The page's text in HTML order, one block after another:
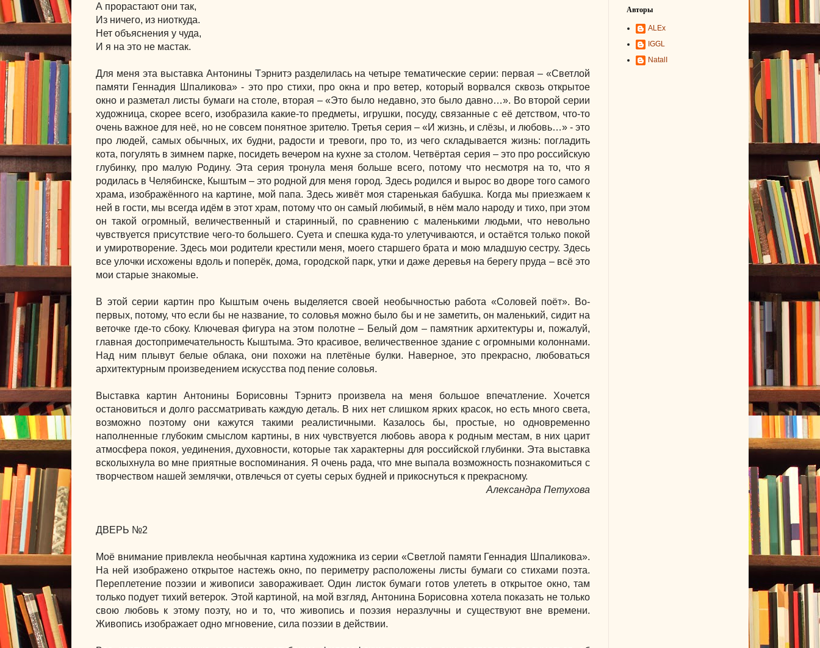
А прорастают они так,
Из ничего, из ниоткуда.
Нет объяснения у чуда,
И я на это не мастак.
Для меня эта выставка Антонины Тэрнитэ разделилась на четыре тематические серии: первая – «Светлой
памяти Геннадия Шпаликова» - это про стихи, про окна и про ветер, который ворвался сквозь открытое
окно и разметал листы бумаги на столе, вторая – «Это было недавно, это было давно…». Во второй серии
художница, скорее всего, изобразила какие-то предметы, игрушки, посуду, связанные с её детством, что-то
очень важное для неё, но не совсем понятное зрителю. Третья серия – «И жизнь, и слёзы, и любовь…» - это
про людей, самых обычных, их будни, радости и тревоги, про то, из чего складывается жизнь: погладить
кота, погулять в зимнем парке, посидеть вечером на кухне за столом. Четвёртая серия – это про российскую
глубинку, про малую Родину. Эта серия тронула меня больше всего, потому что несмотря на то, что я
родилась в Челябинске, Кыштым – это родной для меня город. Здесь родился и вырос во дворе того самого
храма, изображённого на картине, мой папа. Здесь живёт моя старенькая бабушка. Когда мы приезжаем к
ней в гости, мы всегда идём в этот храм, потому что он самый любимый, в нём мало народу и тихо, при этом
он такой огромный, величественный и старинный, по сравнению с маленькими людьми, что невольно
чувствуется присутствие чего-то большего. Суета и спешка куда-то улетучиваются, и остаётся только покой
и умиротворение. Здесь мои родители крестили меня, моего старшего брата и мою младшую сестру. Здесь
все улочки исхожены вдоль и поперёк, дома, городской парк, утки и даже деревья на берегу пруда – всё это
мои старые знакомые.
В этой серии картин про Кыштым очень выделяется своей необычностью работа «Соловей поёт». Во-
первых, потому, что если бы не название, то соловья можно было бы и не заметить, он маленький, сидит на
веточке где-то сбоку. Ключевая фигура на этом полотне – Белый дом – памятник архитектуры и, пожалуй,
главная достопримечательностьКыштыма. Это красивое, величественное здание с огромными колоннами.
Над ним плывут белые облака, они похожи на плетёные булки. Наверное, это прекрасно, любоваться
архитектурным произведением искусства под пение соловья.
Выставка картин Антонины Борисовны Тэрнитэ произвела на меня большое впечатление. Хочется
остановиться и долго рассматривать каждую деталь. В них нет слишком ярких красок, но есть много света,
возможно поэтому они кажутся такими реалистичными. Казалось бы, простые, но одновременно
наполненные глубоким смыслом картины, в них чувствуется любовь авора к родным местам, в них царит
атмосфера покоя, уединения, духовности, которые так характерны для российской глубинки. Эта выставка
всколыхнула во мне приятные воспоминания. Я очень рада, что мне выпала возможность познакомиться с
творчеством нашей землячки, отвлечься от суеты серых будней и прикоснуться к прекрасному.
Александра Петухова
ДВЕРЬ №2
Моё внимание привлекла необычная картина художника из серии «Светлой памяти Геннадия Шпаликова».
На ней изображено открытое настежь окно, по периметру расположены листы бумаги со стихами поэта.
Переплетение поэзии и живописи завораживает. Один листок бумаги готов улететь в открытое окно, там
только подует тихий ветерок. Этой картиной, на мой взгляд, Антонина Борисовна хотела показать не только
свою любовь к этому поэту, но и то, что живопись и поэзия неразлучны и существуют вне времени.
Живопись изображает одно мгновение, сила поэзии в действии.
Авторы
ALEx
IGGL
NatalI